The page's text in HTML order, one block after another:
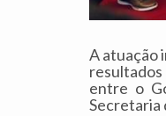
A atuação
entre o
Secretaria